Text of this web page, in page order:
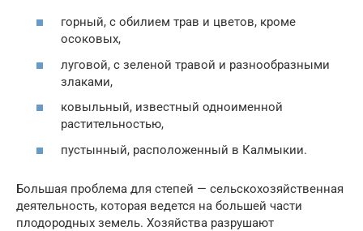
горный, с обилием трав и цветов, кроме
осоковых,
луговой, с зеленой травой и разнообразными
злаками,
ковыльный, известный одноименной
растительностью,
пустынный, расположенный в Калмыкии.
Большая проблема для степей — сельскохозяйственная
деятельность, которая ведется на большей части
плодородных земель. Хозяйства разрушают